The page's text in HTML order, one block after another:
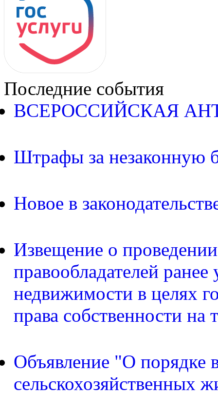
Последние события
ВСЕРОССИЙСКАЯ
Штрафы за незаконную
Новое в
Извещение о
правообладателей
недвижимости в целях
права собственности
Объявление "О порядке
сельскохозяйственных